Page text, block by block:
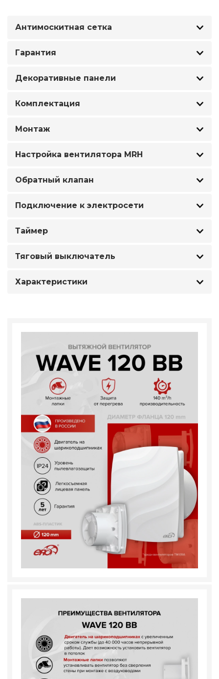
Антимоскитная сетка
Гарантия
Декоративные панели
Комплектация
Монтаж
Настройка вентилятора MRH
Обратный клапан
Подключение к электросети
Таймер
Тяговый выключатель
Характеристики